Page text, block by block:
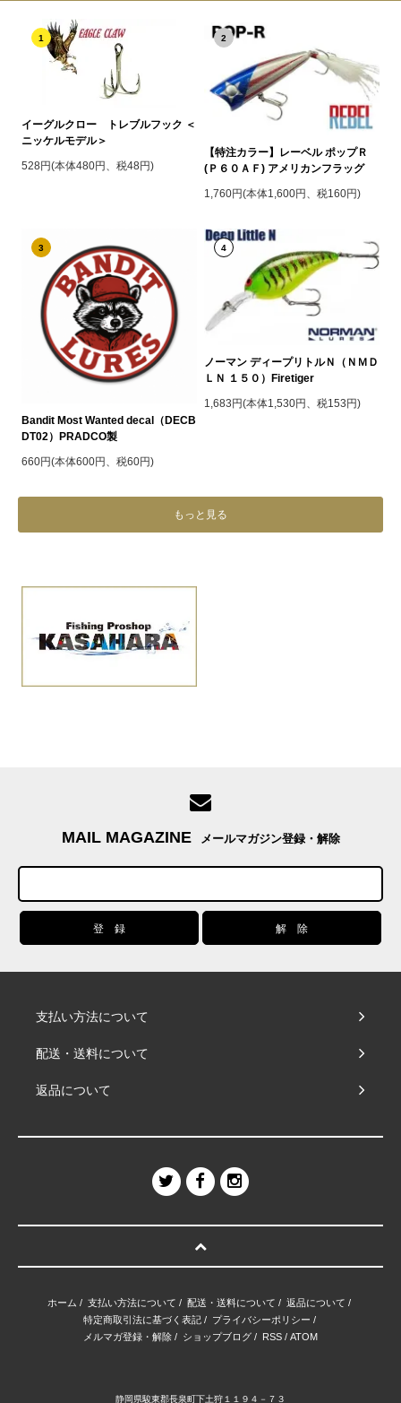
1
イーグルクロー トレブルフック ＜
ニッケルモデル＞
528円(本体480円、税48円)
2
【特注カラー】レーベル ポップＲ
(Ｐ６０ＡＦ) アメリカンフラッグ
1,760円(本体1,600円、税160円)
3
Bandit Most Wanted decal（DECB
DT02）PRADCO製
660円(本体600円、税60円)
4
ノーマン ディープリトルＮ（ＮＭＤ
ＬＮ １５０）Firetiger
1,683円(本体1,530円、税153円)
もっと見る
MAIL MAGAZINE メールマガジン登録・解除
支払い方法について
配送・送料について
返品について
ホーム / 支払い方法について / 配送・送料について / 返品について /
特定商取引法に基づく表記/ プライバシーポリシー /
メルマガ登録・解除 / ショップブログ / RSS / ATOM
静岡県駿東郡長泉町下土狩１１９４－７３